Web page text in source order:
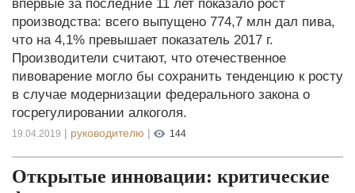
впервые за последние 11 лет показало рост
производства: всего выпущено 774,7 млн дал пива,
что на 4,1% превышает показатель 2017 г.
Производители считают, что отечественное
пивоварение могло бы сохранить тенденцию к росту
в случае модернизации федерального закона о
госрегулировании алкоголя.
19.04.2019 | руководителю | 144
Открытые инновации: критические